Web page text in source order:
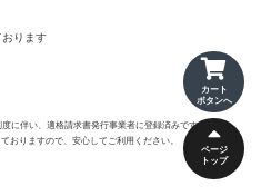
ります
に伴い、適格請求書発行事業者に登録済みです。適格
おりますので、安心してご利用ください。
カート
ボタンへ
ページ
トップ